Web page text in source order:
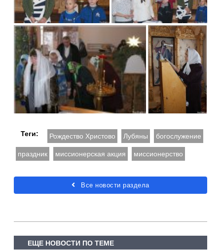
Теги: Рождество Христово Лубяны богослужение
праздник миссионерская акция миссионерство
Все новости раздела
ЕЩЕ НОВОСТИ ПО ТЕМЕ